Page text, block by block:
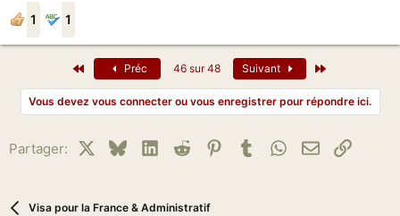
1 1
Premier Préc 46 sur 48 Suivant
Vous devez vous connecter ou vous enregistrer pour répondre ici.
Partager: BlueskyLinkedInReddit Pinterest
TumblrWhatsApp
EmailLien
Visa pour la France & Administratif